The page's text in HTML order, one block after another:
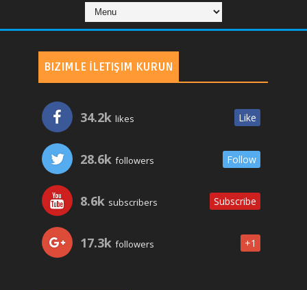
BIZIMLE İLETIŞIM KURUN
34.2k likes Like
28.6k followers Follow
8.6k subscribers Subscribe
17.3k followers +1